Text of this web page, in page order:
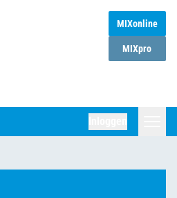
MIXonline
MIXpro